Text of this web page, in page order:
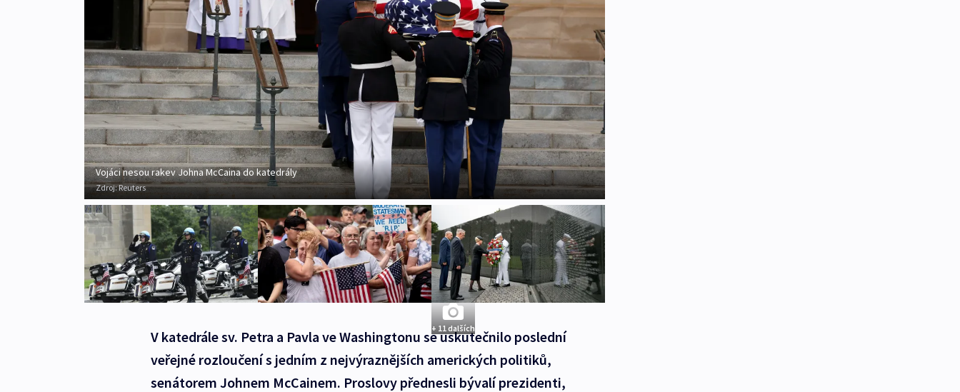
Vojáci nesou rakev Johna McCaina do katedrály
Zdroj:Reuters
+ 11 dalších
V katedrále sv. Petra a Pavla ve Washingtonu se uskutečnilo poslední
veřejné rozloučení s jedním z nejvýraznějších amerických politiků,
senátorem Johnem McCainem. Proslovy přednesli bývalí prezidenti,